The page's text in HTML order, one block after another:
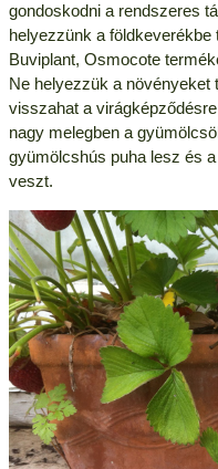
gondoskodni a rendszeres
helyezzünk a
Buviplant, Osmocote
Ne helyezzük a növényeket
visszahat a
nagy melegben a
gyümölcshús puha lesz és
veszt.